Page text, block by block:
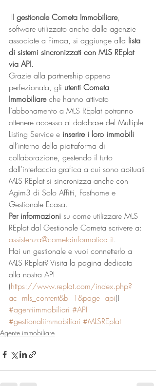
Connect
Il gestionale Cometa Immobiliare,
software utilizzato anche dalle agenzie
associate a Fimaa, si aggiunge alla lista
di sistemi sincronizzati con MLS REplat
via API.
Grazie alla partnership appena
perfezionata, gli utenti Cometa
Immobiliare che hanno attivato
l’abbonamento a MLS REplat potranno
ottenere accesso al database del Multiple
Listing Service e inserire i loro immobili
all’interno della piattaforma di
collaborazione, gestendo il tutto
dall’interfaccia grafica a cui sono abituati.
MLS REplat si sincronizza anche con
Agim3 di Solo Affitti, Fasthome e
Gestionale Ecasa.
Per informazioni su come utilizzare MLS
REplat dal Gestionale Cometa scrivere a:
assistenza@cometainformatica.it.
Hai un gestionale e vuoi connetterlo a
MLS REplat? Visita la pagina dedicata
alla nostra API
(https://www.replat.com/index.php?
ac=mls_content&b=1&page=api)!
#agentiimmobiliari #API
#gestionaliimmobiliari #MLSREplat
Agente immobiliare